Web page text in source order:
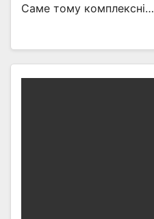
Саме тому комплексні…